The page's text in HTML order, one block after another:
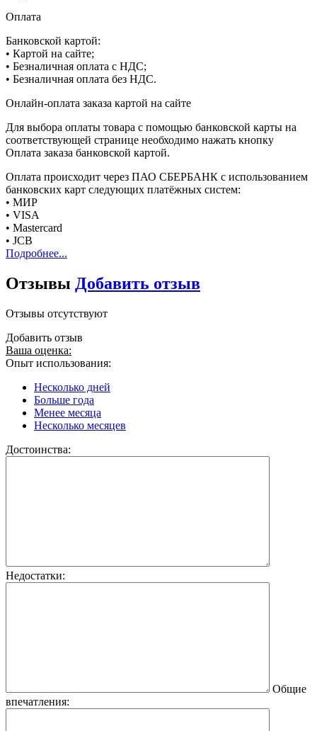
Оплата
Банковской картой:
• Картой на сайте;
• Безналичная оплата с НДС;
• Безналичная оплата без НДС.
Онлайн-оплата заказа картой на сайте
Для выбора оплаты товара с помощью банковской карты на
соответствующей странице необходимо нажать кнопку
Оплата заказа банковской картой.
Оплата происходит через ПАО СБЕРБАНК с использованием
банковских карт следующих платёжных систем:
• МИР
• VISA
• Mastercard
• JCB
Подробнее...
Отзывы Добавить отзыв
Отзывы отсутствуют
Добавить отзыв
Ваша оценка:
Опыт использования:
Несколько дней
Больше года
Менее месяца
Несколько месяцев
Достоинства:
Недостатки:
Общие
впечатления: